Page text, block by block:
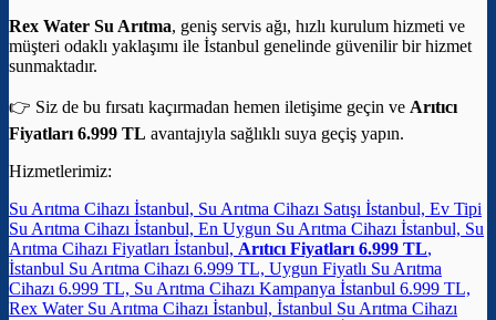
Rex Water Su Arıtma, geniş servis ağı, hızlı kurulum hizmeti ve
müşteri odaklı yaklaşımı ile İstanbul genelinde güvenilir bir hizmet
sunmaktadır.
👉 Siz de bu fırsatı kaçırmadan hemen iletişime geçin ve Arıtıcı
Fiyatları 6.999 TL avantajıyla sağlıklı suya geçiş yapın.
Hizmetlerimiz:
Su Arıtma Cihazı İstanbul, Su Arıtma Cihazı Satışı İstanbul, Ev Tipi
Su Arıtma Cihazı İstanbul, En Uygun Su Arıtma Cihazı İstanbul, Su
Arıtma Cihazı Fiyatları İstanbul, Arıtıcı Fiyatları 6.999 TL,
İstanbul Su Arıtma Cihazı 6.999 TL, Uygun Fiyatlı Su Arıtma
Cihazı 6.999 TL, Su Arıtma Cihazı Kampanya İstanbul 6.999 TL,
Rex Water Su Arıtma Cihazı İstanbul, İstanbul Su Arıtma Cihazı